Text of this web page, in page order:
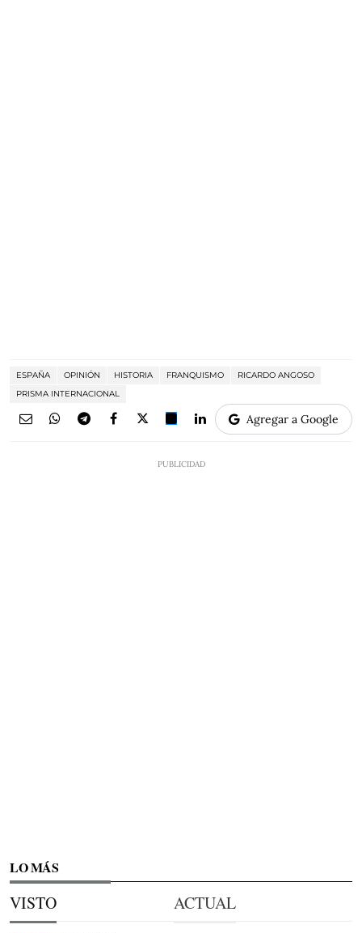
ESPAÑA OPINIÓN HISTORIA FRANQUISMO
RICARDO ANGOSO
PRISMA INTERNACIONAL
Agregar a Google
LO MÁS
VISTO ACTUAL